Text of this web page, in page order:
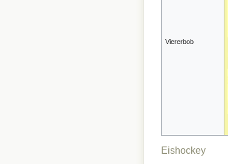
Viererbob
Eishockey